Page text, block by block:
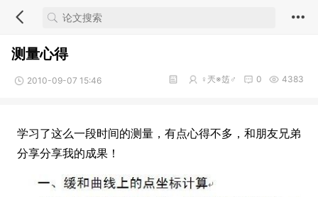
测量心得
2010-09-07 15:46 4383
0
♀兲※笾♂
学习了这么一段时间的测量，有点心得不多，和朋友兄弟
分享分享我的成果！